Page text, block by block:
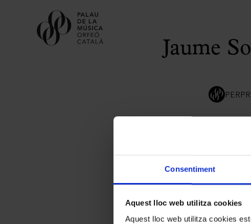
Consentiment
Aquest lloc web utilitza cookies
Aquest lloc web utilitza cookies
Jaume
PER